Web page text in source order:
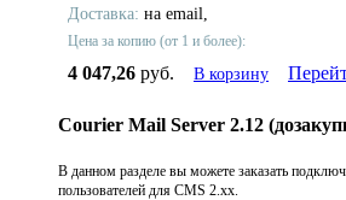
Доставка: на email,
Цена за копию (от 1 и более):
4 047,26 руб. В корзину
Courier Mail Server 2.12
В данном разделе вы можете заказать
пользователей для CMS 2.xx.